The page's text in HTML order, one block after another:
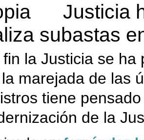
Justicia
subastas
fin la Justicia se ha
marejada de las
tiene
de la